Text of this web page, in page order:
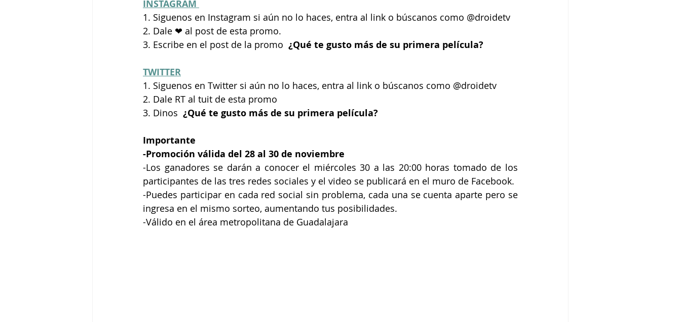
INSTAGRAM
1. Siguenos en Instagram si aún no lo haces, entra al link o búscanos como @droidetv
2. Dale ❤ al post de esta promo.
3. Escribe en el post de la promo ¿Qué te gusto más de su primera película?
TWITTER
1. Siguenos en Twitter si aún no lo haces, entra al link o búscanos como @droidetv
2. Dale RT al tuit de esta promo
3. Dinos ¿Qué te gusto más de su primera película?
Importante
-Promoción válida del 28 al 30 de noviembre
-Los ganadores se darán a conocer el miércoles 30 a las 20:00 horas tomado de los
participantes de las tres redes sociales y el video se publicará en el muro de Facebook.
-Puedes participar en cada red social sin problema, cada una se cuenta aparte pero se
ingresa en el mismo sorteo, aumentando tus posibilidades.
-Válido en el área metropolitana de Guadalajara